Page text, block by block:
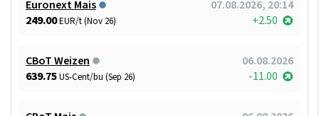
Euronext Mais
07.08.2026, 20:14
249.00EUR/t (Nov 26) +2.50
CBoT Weizen
06.08.2026
639.75US-Cent/bu (Sep 26) -11.00